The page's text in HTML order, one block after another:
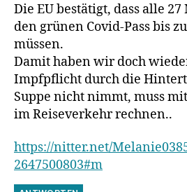
Die EU bestätigt, dass alle
den grünen Covid-Pass bis
müssen.
Damit haben wir doch
Impfpflicht durch die
Suppe nicht nimmt, muss
im Reiseverkehr rechnen..
https://nitter.net/
2647500803#m